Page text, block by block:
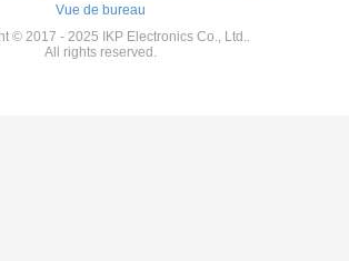
Vue de bureau
© 2017 - 2025 IKP Electronics Co., Ltd..
All rights reserved.